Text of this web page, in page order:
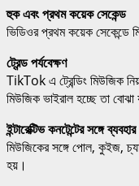
হুক এবং প্রথম কয়েক সেকেন্ড
ভিডিওর প্রথম কয়েক সেকেন্ডে
ট্রেন্ড পর্যবেক্ষণ
TikTok এ ট্রেন্ডিং মিউজিক
মিউজিক ভাইরাল হচ্ছে তা বোঝা
ইন্টারেক্টিভ কনটেন্টের সঙ্গে ব্যবহার
মিউজিকের সঙ্গে পোল, কুইজ,
হয়।